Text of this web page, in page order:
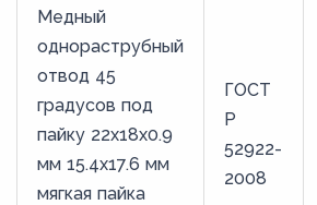
Медный
однораструбный
отвод 45
градусов под
пайку 22х18х0.9
мм 15.4х17.6 мм
мягкая пайка
ГОСТ
Р
52922-
2008